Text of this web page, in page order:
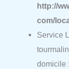
http://
com/
Service
domicile :